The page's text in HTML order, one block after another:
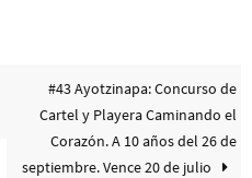
#43 Ayotzinapa: Concurso de
Cartel y Playera Caminando el
Corazón. A 10 años del 26 de
septiembre. Vence 20 de julio